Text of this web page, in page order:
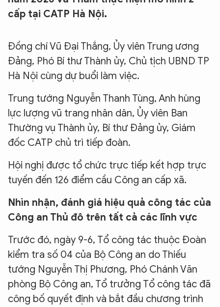
cấp tại CATP Hà Nội.
Đồng chí Vũ Đại Thắng, Ủy viên Trung ương
Đảng, Phó Bí thư Thành ủy, Chủ tịch UBND TP
Hà Nội cùng dự buổi làm việc.
Trung tướng Nguyễn Thanh Tùng, Anh hùng
lực lượng vũ trang nhân dân, Ủy viên Ban
Thường vụ Thành ủy, Bí thư Đảng ủy, Giám
đốc CATP chủ trì tiếp đoàn.
Hội nghị được tổ chức trực tiếp kết hợp trực
tuyến đến 126 điểm cầu Công an cấp xã.
Nhìn nhận, đánh giá hiệu quả công tác của
Công an Thủ đô trên tất cả các lĩnh vực
Trước đó, ngày 9-6, Tổ công tác thuộc Đoàn
kiểm tra số 04 của Bộ Công an do Thiếu
tướng Nguyễn Thị Phương, Phó Chánh Văn
phòng Bộ Công an, Tổ trưởng Tổ công tác đã
công bố quyết định và bắt đầu chương trình